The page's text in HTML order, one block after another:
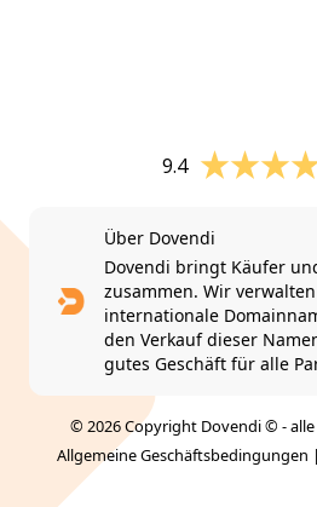
9.4
Über Dovendi
Dovendi bringt Käufer
zusammen. Wir
internationale
den Verkauf dieser
gutes Geschäft für alle
© 2026 Copyright Dovendi © -
Allgemeine Geschäftsbedingungen |